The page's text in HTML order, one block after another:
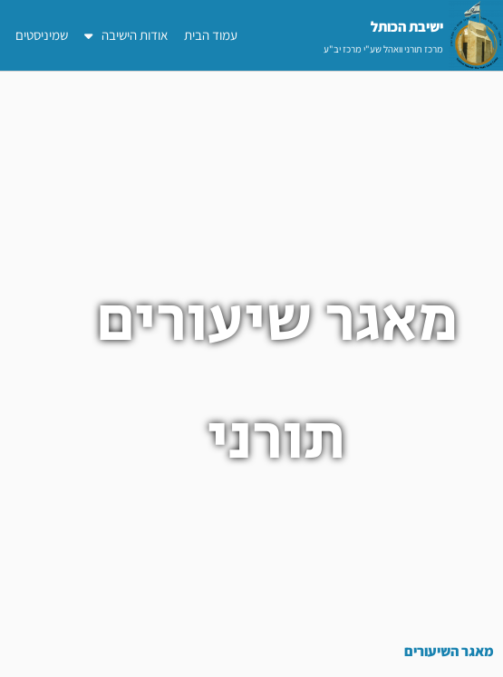
דילוג
לתוכן
ישיבת הכותל​
מרכז תורני וואהל שע"י מרכז יב"ע
עמוד הבית אודות הישיבה שמיניסטים
מאגר שיעורים
תורני
מאגר השיעורים